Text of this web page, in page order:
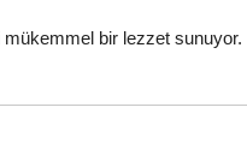
bir lezzet sunuyor.